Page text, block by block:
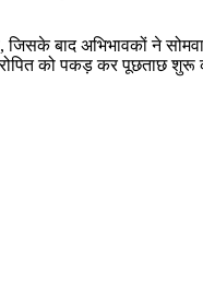
जिसके बाद अभिभावकों ने
को पकड़ कर पूछताछ शुरू